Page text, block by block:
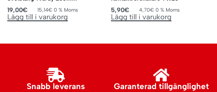
19,00€ 15,14€ 0 % Moms
Lägg till i varukorg
5,90€ 4,70€ 0 % Moms
Lägg till i varukorg
Snabb leverans Garanterad tillgänglighet